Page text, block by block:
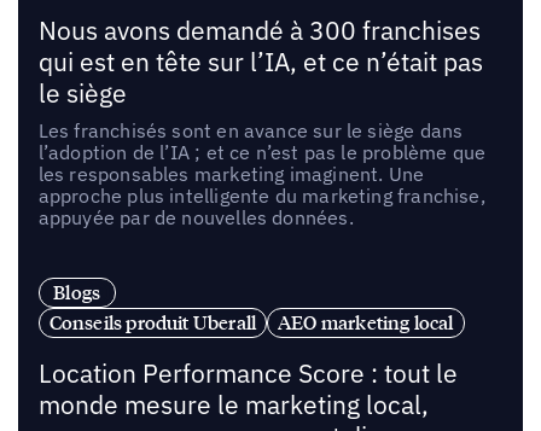
Nous avons demandé à 300 franchises
qui est en tête sur l’IA, et ce n’était pas
le siège
Les franchisés sont en avance sur le siège dans
l’adoption de l’IA ; et ce n’est pas le problème que
les responsables marketing imaginent. Une
approche plus intelligente du marketing franchise,
appuyée par de nouvelles données.
Blogs
Conseils produit Uberall
AEO marketing local
Location Performance Score : tout le
monde mesure le marketing local,